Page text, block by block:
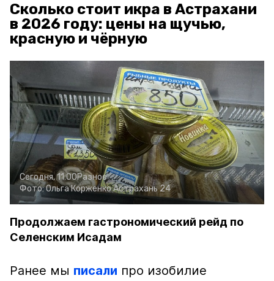
Сколько стоит икра в Астрахани
в 2026 году: цены на щучью,
красную и чёрную
Сегодня, 11:00Разное
Фото:Ольга КорженкоАстрахань 24
Продолжаем гастрономический рейд по
Селенским Исадам
Ранее мы писали про изобилие